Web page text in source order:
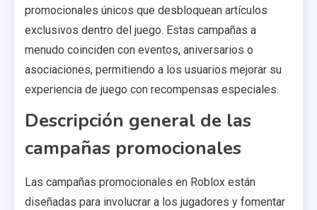
promocionales únicos que desbloquean artículos
exclusivos dentro del juego. Estas campañas a
menudo coinciden con eventos, aniversarios o
asociaciones, permitiendo a los usuarios mejorar su
experiencia de juego con recompensas especiales.
Descripción general de las
campañas promocionales
Las campañas promocionales en Roblox están
diseñadas para involucrar a los jugadores y fomentar